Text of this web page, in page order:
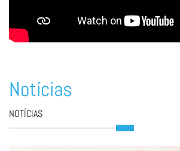
Notícias
NOTÍCIAS